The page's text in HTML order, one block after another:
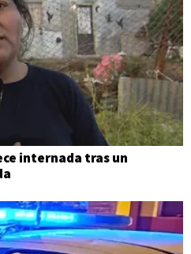
internada tras un